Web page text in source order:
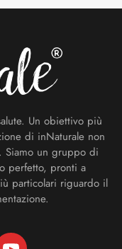
Un obiettivo più
di inNaturale non
Siamo un gruppo di
perfetto, pronti a
particolari riguardo il